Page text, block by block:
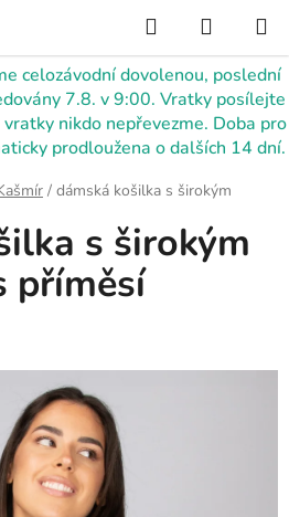
celozávodní dovolenou, poslední
7.8. v 9:00. Vratky posílejte
nikdo nepřevezme. Doba pro
prodloužena o dalších 14 dní.
Hledat
KOŠÍK
/ dámská košilka s širokým
s širokým
příměsí